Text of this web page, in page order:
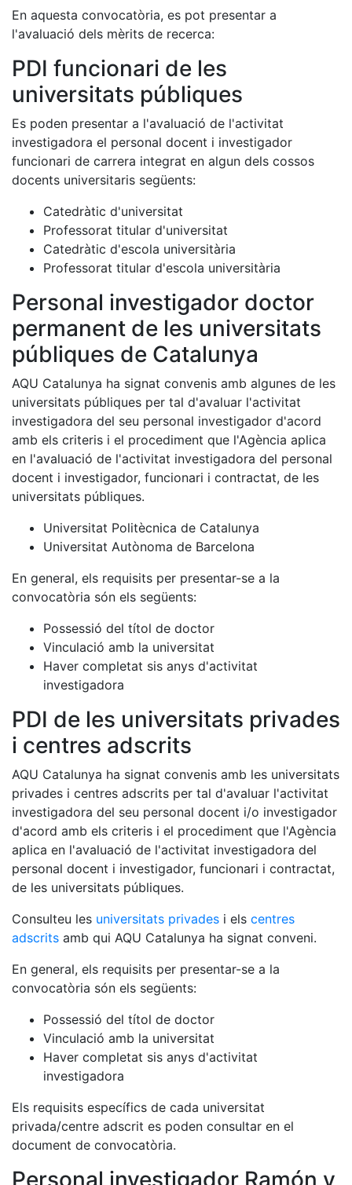
En aquesta convocatòria, es pot presentar a
l'avaluació dels mèrits de recerca:
PDI funcionari de les
universitats públiques
Es poden presentar a l'avaluació de l'activitat
investigadora el personal docent i investigador
funcionari de carrera integrat en algun dels cossos
docents universitaris següents:
Catedràtic d'universitat
Professorat titular d'universitat
Catedràtic d'escola universitària
Professorat titular d'escola universitària
Personal investigador doctor
permanent de les universitats
públiques de Catalunya
AQU Catalunya ha signat convenis amb algunes de les
universitats públiques per tal d'avaluar l'activitat
investigadora del seu personal investigador d'acord
amb els criteris i el procediment que l'Agència aplica
en l'avaluació de l'activitat investigadora del personal
docent i investigador, funcionari i contractat, de les
universitats públiques.
Universitat Politècnica de Catalunya
Universitat Autònoma de Barcelona
En general, els requisits per presentar-se a la
convocatòria són els següents:
Possessió del títol de doctor
Vinculació amb la universitat
Haver completat sis anys d'activitat
investigadora
PDI de les universitats privades
i centres adscrits
AQU Catalunya ha signat convenis amb les universitats
privades i centres adscrits per tal d'avaluar l'activitat
investigadora del seu personal docent i/o investigador
d'acord amb els criteris i el procediment que l'Agència
aplica en l'avaluació de l'activitat investigadora del
personal docent i investigador, funcionari i contractat,
de les universitats públiques.
Consulteu les universitats privades i els centres
adscrits amb qui AQU Catalunya ha signat conveni.
En general, els requisits per presentar-se a la
convocatòria són els següents:
Possessió del títol de doctor
Vinculació amb la universitat
Haver completat sis anys d'activitat
investigadora
Els requisits específics de cada universitat
privada/centre adscrit es poden consultar en el
document de convocatòria.
Personal investigador Ramón y